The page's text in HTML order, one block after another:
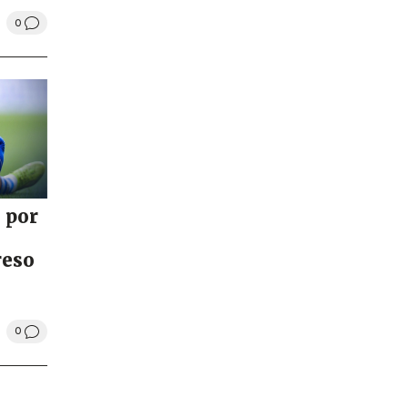
0
por
0